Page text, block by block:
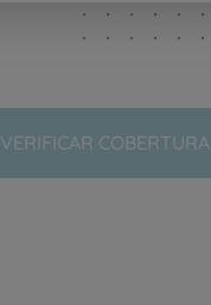
VERIFICAR COBERTURA